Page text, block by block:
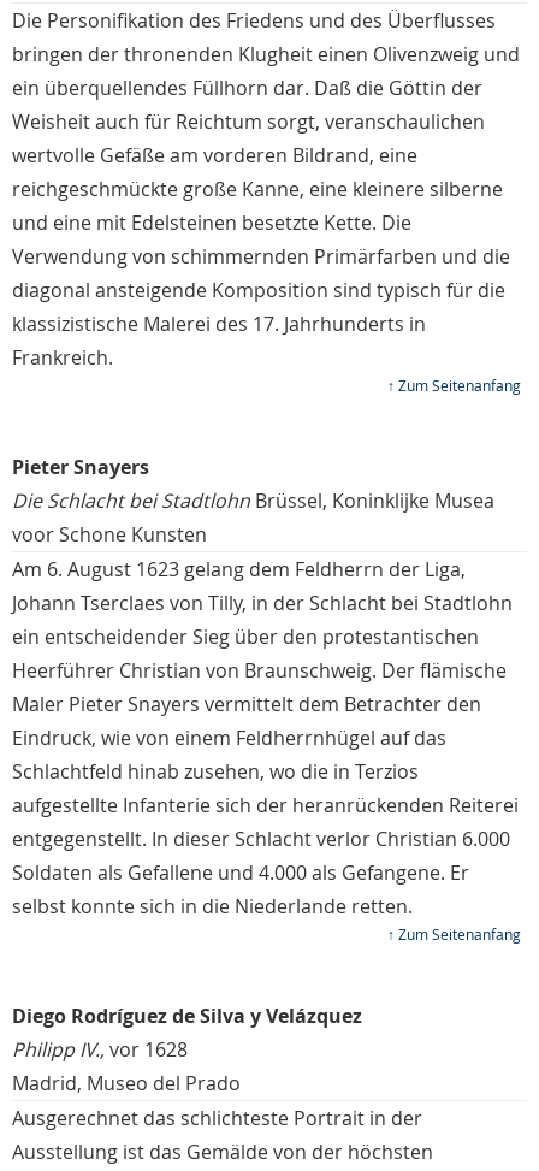
Die Personifikation des Friedens und des Überflusses
bringen der thronenden Klugheit einen Olivenzweig und
ein überquellendes Füllhorn dar. Daß die Göttin der
Weisheit auch für Reichtum sorgt, veranschaulichen
wertvolle Gefäße am vorderen Bildrand, eine
reichgeschmückte große Kanne, eine kleinere silberne
und eine mit Edelsteinen besetzte Kette. Die
Verwendung von schimmernden Primärfarben und die
diagonal ansteigende Komposition sind typisch für die
klassizistische Malerei des 17. Jahrhunderts in
Frankreich.
↑ Zum Seitenanfang
Pieter Snayers
Die Schlacht bei Stadtlohn Brüssel, Koninklijke Musea
voor Schone Kunsten
Am 6. August 1623 gelang dem Feldherrn der Liga,
Johann Tserclaes von Tilly, in der Schlacht bei Stadtlohn
ein entscheidender Sieg über den protestantischen
Heerführer Christian von Braunschweig. Der flämische
Maler Pieter Snayers vermittelt dem Betrachter den
Eindruck, wie von einem Feldherrnhügel auf das
Schlachtfeld hinab zusehen, wo die in Terzios
aufgestellte Infanterie sich der heranrückenden Reiterei
entgegenstellt. In dieser Schlacht verlor Christian 6.000
Soldaten als Gefallene und 4.000 als Gefangene. Er
selbst konnte sich in die Niederlande retten.
↑ Zum Seitenanfang
Diego Rodríguez de Silva y Velázquez
Philipp IV.,vor 1628
Madrid, Museo del Prado
Ausgerechnet das schlichteste Portrait in der
Ausstellung ist das Gemälde von der höchsten